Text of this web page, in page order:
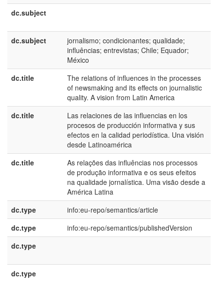
dc.subject
dc.subject
jornalismo; condicionantes; qualidade;
influências; entrevistas; Chile; Equador;
México
dc.title
The relations of influences in the processes
of newsmaking and its effects on journalistic
quality. A vision from Latin America
dc.title
Las relaciones de las influencias en los
procesos de producción informativa y sus
efectos en la calidad periodística. Una visión
desde Latinoamérica
dc.title
As relações das influências nos processos
de produção informativa e os seus efeitos
na qualidade jornalística. Uma visão desde a
América Latina
dc.type
info:eu-repo/semantics/article
dc.type
info:eu-repo/semantics/publishedVersion
dc.type
dc.type